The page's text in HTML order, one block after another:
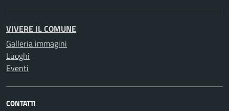
VIVERE IL COMUNE
Galleria immagini
Luoghi
Eventi
CONTATTI